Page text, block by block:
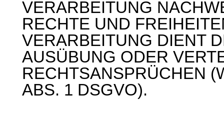
VERARBEITUNG
RECHTE UND
VERARBEITUNG DIENT
AUSÜBUNG ODER
RECHTSANSPRÜCHEN
ABS. 1 DSGVO).